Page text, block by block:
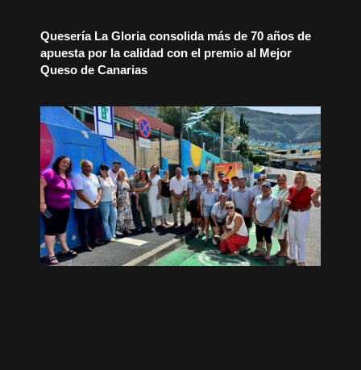
Quesería La Gloria consolida más de 70 años de
apuesta por la calidad con el premio al Mejor
Queso de Canarias